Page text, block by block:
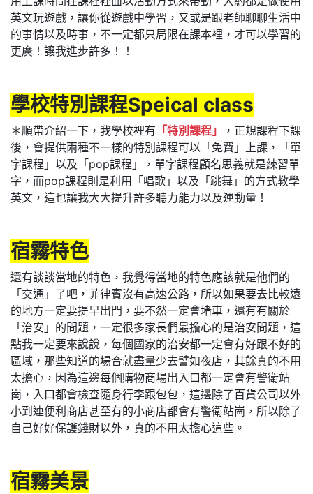
英文玩遊戲，讓你從遊戲中學習，又或是跟老師聊聊生活中
的事情以及時事，不一定都只局限在課本裡，才可以學習的
更廣！讓我進步許多！！
學校特別課程Speical class
＊順帶介紹一下，我學校裡有 「特別課程」
，正規課程下課
後，會提供兩種不一樣的特別課程可以「免費」上課，「單
字課程」以及「pop課程」，單字課程顧名思義就是練習單
字，而pop課程則是利用「唱歌」以及「跳舞」的方式教學
英文，這也讓我大大提升許多聽力能力以及運動量！
宿霧特色
還有談談當地的特色，我覺得當地的特色應該就是他們的
「交通」了吧，菲律賓沒有高速公路，所以如果要去比較遠
的地方一定要提早出門，要不然一定會堵車，還有有關於
「治安」的問題，一定很多家長們最擔心的是治安問題，這
點我一定要來說說，每個國家的治安都一定會有好跟不好的
區域，那些知道的場合就盡量少去譬如夜店，其餘真的不用
太擔心，因為這邊每個購物商場出入口都一定會有警衛站
崗，入口都會檢查隨身行李跟包包，這邊除了百貨公司以外
小到連便利商店甚至有的小商店都會有警衛站崗，所以除了
自己好好保護錢財以外，真的不用太擔心這些。
宿霧美景